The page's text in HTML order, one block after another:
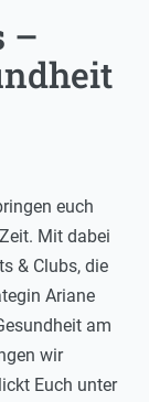
–
euch
Mit dabei
& Clubs, die
Ariane
am
wir
Euch unter